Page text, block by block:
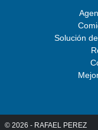
Solución
© 2026 - RAFAEL PEREZ